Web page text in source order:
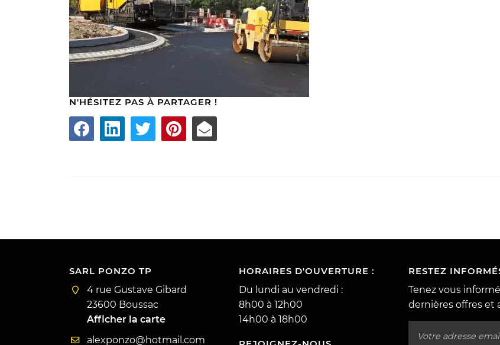
N'HÉSITEZ PAS À PARTAGER !
SARL PONZO TP
4 rue Gustave Gibard
23600 Boussac
Afficher la carte
HORAIRES D'OUVERTURE :
Du lundi au vendredi :
8h00 à 12h00
14h00 à 18h00
RESTEZ
Tenez vous
dernières offres et